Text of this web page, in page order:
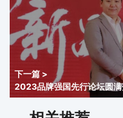
下一篇 >
2023品牌强国先行论坛圆